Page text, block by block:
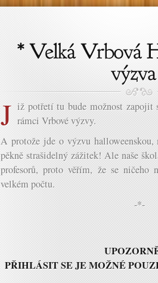
J iž potřetí tu bude možnost zapojit
rámci Vrbové výzvy.
A protože jde o výzvu
pěkně strašidelný zážitek! Ale naše
profesorů, proto věřím, že se ničeho
velkém počtu.
-*-
PŘIHLÁSIT SE JE MOŽNÉ